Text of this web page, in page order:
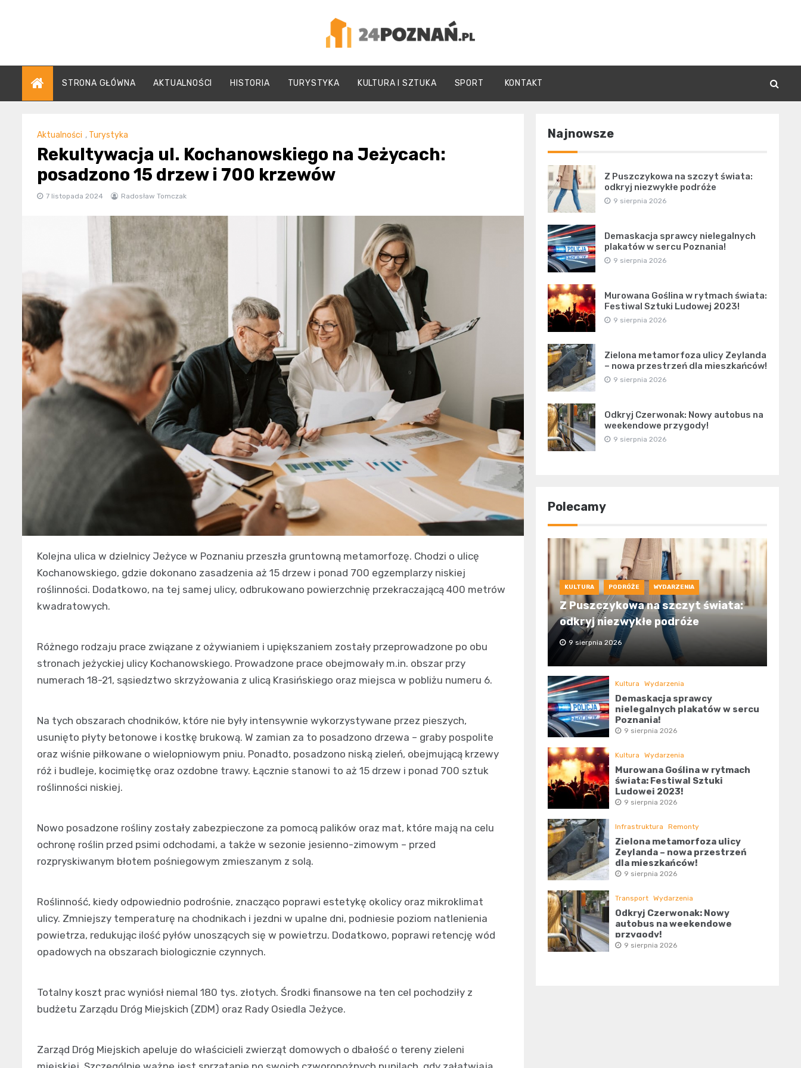
24Poznań.pl
STRONA GŁÓWNA AKTUALNOŚCI HISTORIA TURYSTYKA KULTURA I SZTUKA SPORT KONTAKT
Aktualności , Turystyka
Rekultywacja ul. Kochanowskiego na Jeżycach:
posadzono 15 drzew i 700 krzewów
7 listopada 2024 Radosław Tomczak
Kolejna ulica w dzielnicy Jeżyce w Poznaniu przeszła gruntowną metamorfozę. Chodzi o ulicę
Kochanowskiego, gdzie dokonano zasadzenia aż 15 drzew i ponad 700 egzemplarzy niskiej
roślinności. Dodatkowo, na tej samej ulicy, odbrukowano powierzchnię przekraczającą 400 metrów
kwadratowych.
Różnego rodzaju prace związane z ożywianiem i upiększaniem zostały przeprowadzone po obu
stronach jeżyckiej ulicy Kochanowskiego. Prowadzone prace obejmowały m.in. obszar przy
numerach 18-21, sąsiedztwo skrzyżowania z ulicą Krasińskiego oraz miejsca w pobliżu numeru 6.
Na tych obszarach chodników, które nie były intensywnie wykorzystywane przez pieszych,
usunięto płyty betonowe i kostkę brukową. W zamian za to posadzono drzewa – graby pospolite
oraz wiśnie piłkowane o wielopniowym pniu. Ponadto, posadzono niską zieleń, obejmującą krzewy
róż i budleje, kocimiętkę oraz ozdobne trawy. Łącznie stanowi to aż 15 drzew i ponad 700 sztuk
roślinności niskiej.
Nowo posadzone rośliny zostały zabezpieczone za pomocą palików oraz mat, które mają na celu
ochronę roślin przed psimi odchodami, a także w sezonie jesienno-zimowym – przed
rozpryskiwanym błotem pośniegowym zmieszanym z solą.
Roślinność, kiedy odpowiednio podrośnie, znacząco poprawi estetykę okolicy oraz mikroklimat
ulicy. Zmniejszy temperaturę na chodnikach i jezdni w upalne dni, podniesie poziom natlenienia
powietrza, redukując ilość pyłów unoszących się w powietrzu. Dodatkowo, poprawi retencję wód
opadowych na obszarach biologicznie czynnych.
Totalny koszt prac wyniósł niemal 180 tys. złotych. Środki finansowe na ten cel pochodziły z
budżetu Zarządu Dróg Miejskich (ZDM) oraz Rady Osiedla Jeżyce.
Zarząd Dróg Miejskich apeluje do właścicieli zwierząt domowych o dbałość o tereny zieleni
Najnowsze
Z Puszczykowa na szczyt świata:
odkryj niezwykłe podróże
9 sierpnia 2026
Demaskacja sprawcy nielegalnych
plakatów w sercu Poznania!
9 sierpnia 2026
Murowana Goślina w rytmach świata:
Festiwal Sztuki Ludowej 2023!
9 sierpnia 2026
Zielona metamorfoza ulicy Zeylanda
– nowa przestrzeń dla mieszkańców!
9 sierpnia 2026
Odkryj Czerwonak: Nowy autobus na
weekendowe przygody!
9 sierpnia 2026
Polecamy
KULTURA PODRÓŻE WYDARZENIA
Z Puszczykowa na szczyt świata:
odkryj niezwykłe podróże
9 sierpnia 2026
Kultura Wydarzenia
Demaskacja sprawcy
nielegalnych plakatów w sercu
Poznania!
9 sierpnia 2026
Kultura Wydarzenia
Murowana Goślina w rytmach
świata: Festiwal Sztuki
Ludowej 2023!
9 sierpnia 2026
Infrastruktura Remonty
Zielona metamorfoza ulicy
Zeylanda – nowa przestrzeń
dla mieszkańców!
9 sierpnia 2026
Transport Wydarzenia
Odkryj Czerwonak: Nowy
autobus na weekendowe
przygody!
9 sierpnia 2026